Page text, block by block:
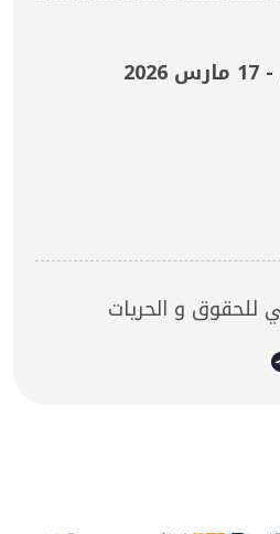
للحقوق و الحريات